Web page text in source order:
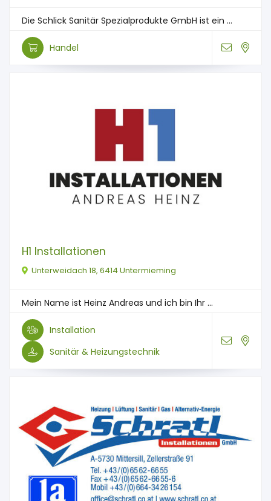
Die Schlick Sanitär Spezialprodukte GmbH ist ein ...
Handel
H1 Installationen
Unterweidach 18, 6414 Untermieming
Mein Name ist Heinz Andreas und ich bin Ihr ...
Installation
Sanitär & Heizungstechnik